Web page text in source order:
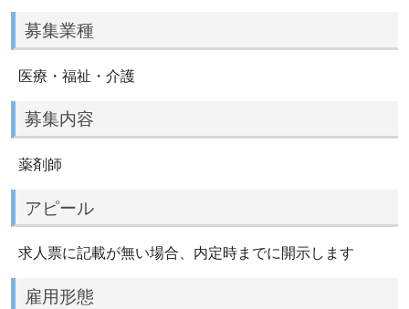
募集業種
医療・福祉・介護
募集内容
薬剤師
アピール
求人票に記載が無い場合、内定時までに開示します
雇用形態